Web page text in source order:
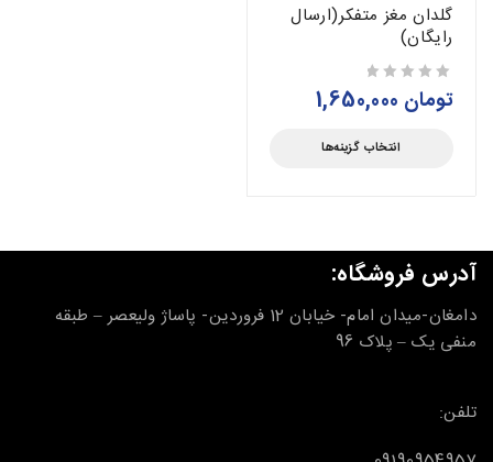
گلدان مغز متفکر(ارسال
رایگان)
تومان
انتخاب گزینه‌ها
آدرس فروشگاه:
دامغان-میدان امام- خیابان 12 فروردین- پاساژ ولیعصر – طبقه
منفی یک – پلاک 96
تلفن: